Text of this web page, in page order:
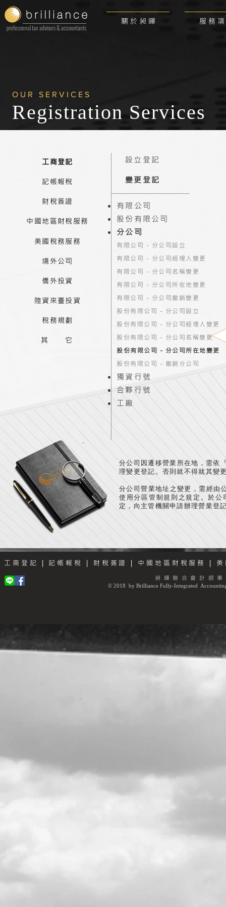
professional tax advisors & accountants
關 於 昶 暉 服 務
OUR SERVICES
Registration Services
工商登記
記帳報稅
財稅簽證
中國地區財稅服務
美國稅務服務
境外公司
僑外投資
陸資來臺投資
稅務規劃
其 它
設立登記
變更登記
分公司因遷移營業所在地，需依
理變更登記。否則就不得就其變
分公司營業地址之變更，需經由
使用分區管制規則之規定。於
定，向主管機關申請辦理營業登
有限公司
股份有限公司
分公司
有限公司 - 分公司設立
有限公司 - 分公司經理人變更
有限公司 - 分公司名稱變更
有限公司 - 分公司所在地變更
有限公司 - 分公司撤銷變更
股份有限公司 - 分公司設立
股份有限公司 - 分公司經理人變更
股份有限公司 - 分公司名稱變更
股份有限公司 - 分公司所在地變更
股份有限公司 - 撤銷分公司
獨資行號
合夥行號
工廠
工商登記 | 記帳報稅 | 財稅簽證 | 中國地區財稅服務 |
昶暉聯合會計師
© 2018 by Brilliance Fully-Integrated